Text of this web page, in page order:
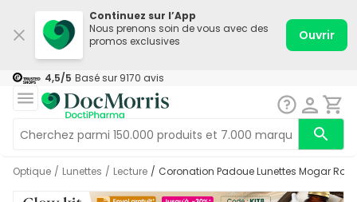
Continuez sur l’App
Nous prenons soin de vous avec des
promos exclusives
Ouvrir
4,5/5 Basé sur 9170 avis
Optique / Lunettes / Lecture / Coronation Padoue Lunettes Mogar